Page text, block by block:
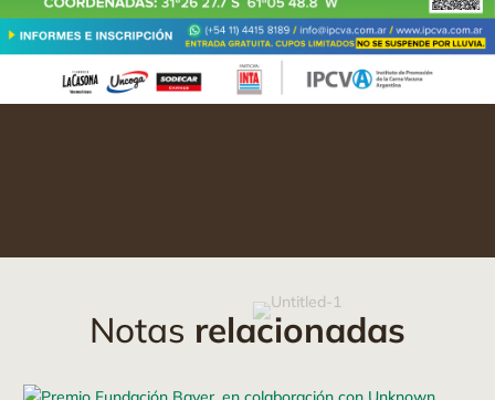
Notas relacionadas